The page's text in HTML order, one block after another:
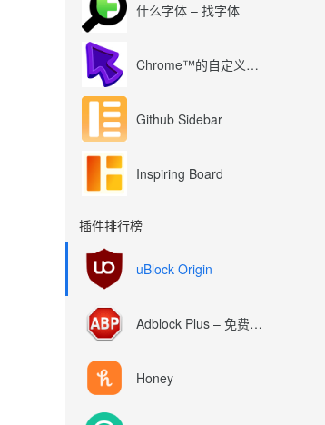
什么字体 – 找字体
Chrome™的自定义光标
Github Sidebar
Inspiring Board
插件排行榜
uBlock Origin
Adblock Plus – 免费的广告拦截器
Honey